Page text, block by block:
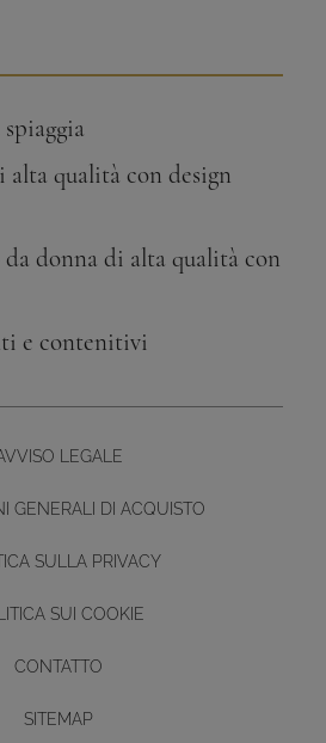
qualità con design
donna di alta qualità con
e contenitivi
LEGALE
GENERALI DI ACQUISTO
SULLA PRIVACY
SUI COOKIE
CONTATTO
SITEMAP
desarrollo web -